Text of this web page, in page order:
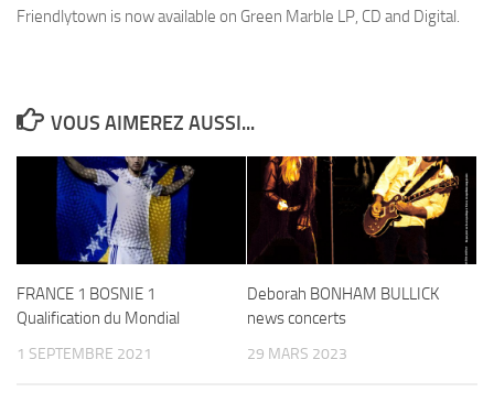
Friendlytown is now available on Green Marble LP, CD and Digital.
VOUS AIMEREZ AUSSI...
FRANCE 1 BOSNIE 1
Qualification du Mondial
1 SEPTEMBRE 2021
Deborah BONHAM BULLICK
news concerts
29 MARS 2023